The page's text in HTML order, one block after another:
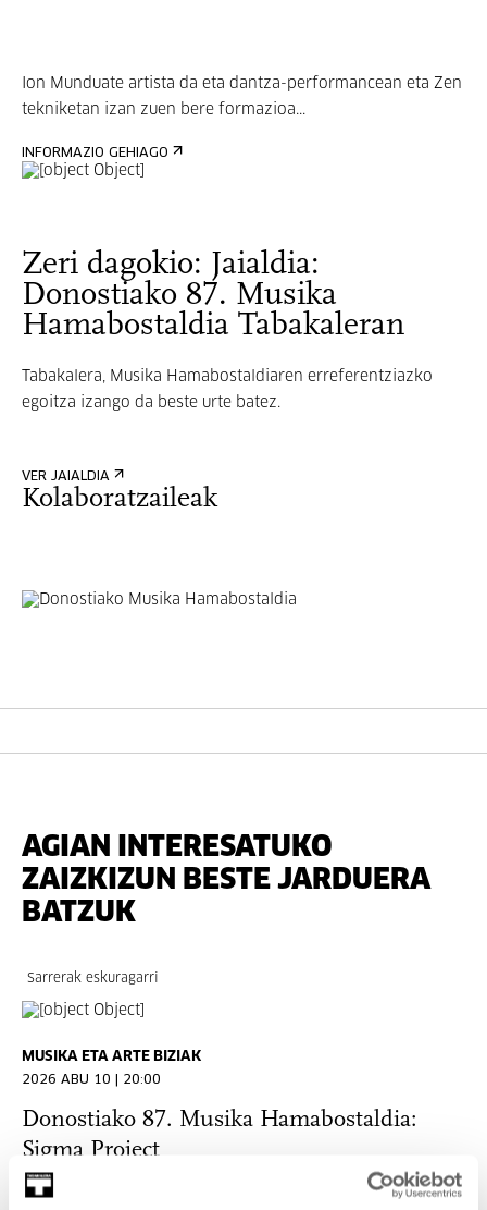
Ion Munduate artista da eta dantza-performancean eta Zen
tekniketan izan zuen bere formazioa...
INFORMAZIO GEHIAGO
Zeri dagokio: Jaialdia:
Donostiako 87. Musika
Hamabostaldia Tabakaleran
Tabakalera, Musika Hamabostaldiaren erreferentziazko
egoitza izango da beste urte batez.
VER JAIALDIA
Kolaboratzaileak
AGIAN INTERESATUKO
ZAIZKIZUN BESTE JARDUERA
BATZUK
Sarrerak eskuragarri
MUSIKA ETA ARTE BIZIAK
2026 ABU 10 | 20:00
Donostiako 87. Musika Hamabostaldia:
Sigma Project